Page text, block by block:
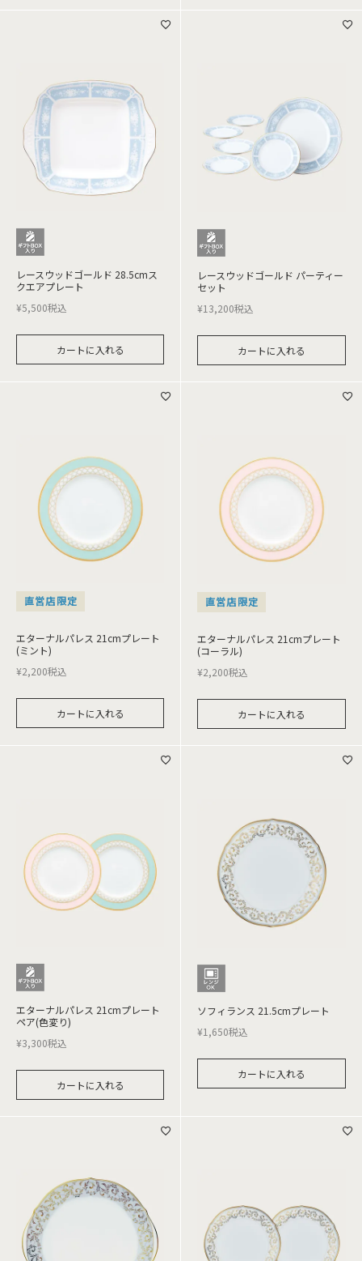
レースウッドゴールド 28.5cmス
クエアプレート
¥5,500税込
カートに入れる
レースウッドゴールド パーティー
セット
¥13,200税込
カートに入れる
直営店限定
エターナルパレス 21cmプレート
(ミント)
¥2,200税込
カートに入れる
直営店限定
エターナルパレス 21cmプレート
(コーラル)
¥2,200税込
カートに入れる
エターナルパレス 21cmプレート
ペア(色変り)
¥3,300税込
カートに入れる
ソフィランス 21.5cmプレート
¥1,650税込
カートに入れる